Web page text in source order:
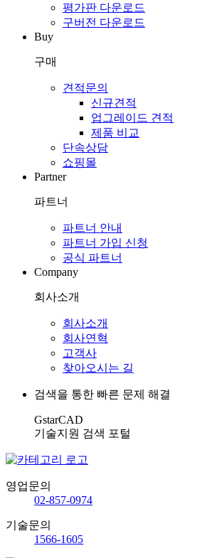
평가판 다운로드
구버전 다운로드
Buy
구매
견적문의
신규견적
업그레이드 견적
제품 비교
단속상담
쇼핑몰
Partner
파트너
파트너 안내
파트너 가입 신청
공식 파트너
Company
회사소개
회사소개
회사연혁
고객사
찾아오시는 길
검색을 통한 빠른 문제 해결
GstarCAD
기술지원 검색 포털
영업문의
02-857-0974
기술문의
1566-1605